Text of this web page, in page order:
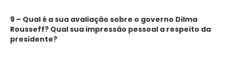
9 – Qual é a sua avaliação sobre o governo Dilma
Rousseff? Qual sua impressão pessoal a respeito da
presidente?